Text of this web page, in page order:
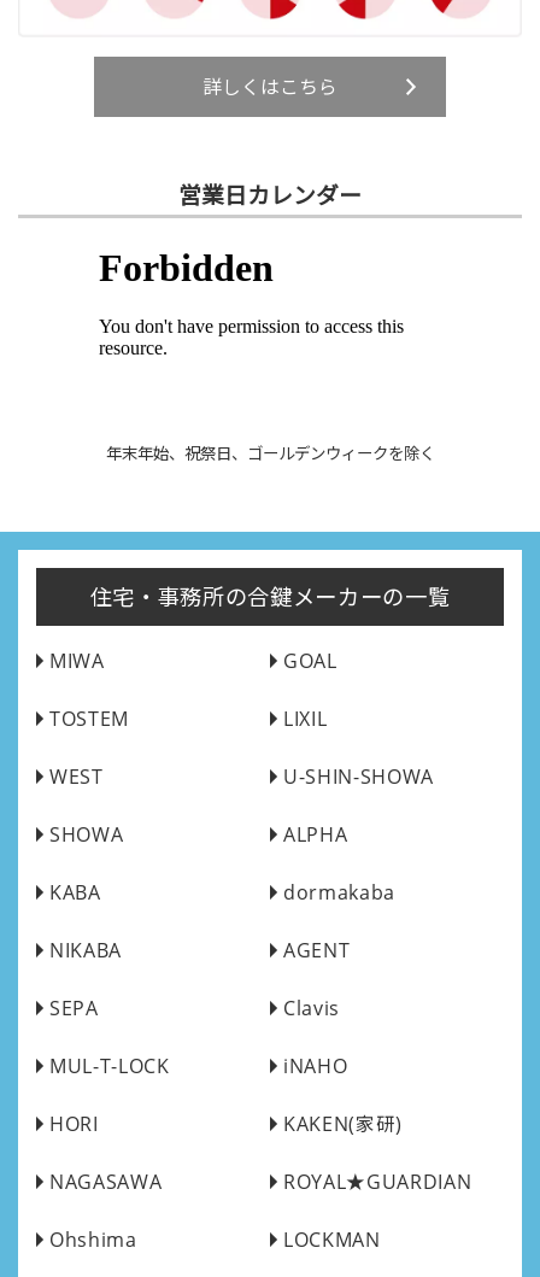
詳しくはこちら
営業日カレンダー
年末年始、祝祭日、ゴールデンウィークを除く
住宅・事務所の合鍵メーカーの一覧
MIWA GOAL
TOSTEM LIXIL
WEST U-SHIN-SHOWA
SHOWA ALPHA
KABA dormakaba
NIKABA AGENT
SEPA Clavis
MUL-T-LOCK iNAHO
HORI KAKEN(家研)
NAGASAWA ROYAL★GUARDIAN
Ohshima LOCKMAN